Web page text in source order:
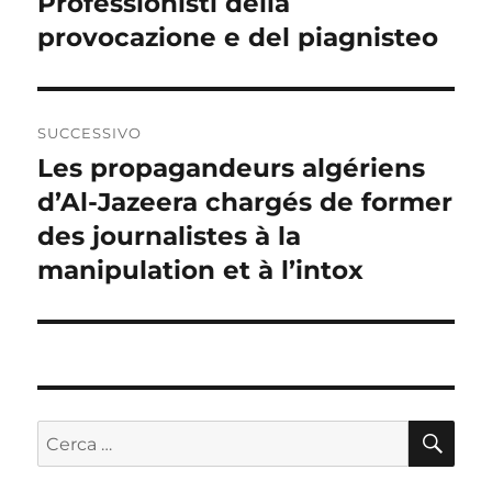
precedente:
provocazione e del piagnisteo
SUCCESSIVO
Articolo
successivo:
Les propagandeurs algériens
d’Al-Jazeera chargés de former
des journalistes à la
manipulation et à l’intox
Cerca: